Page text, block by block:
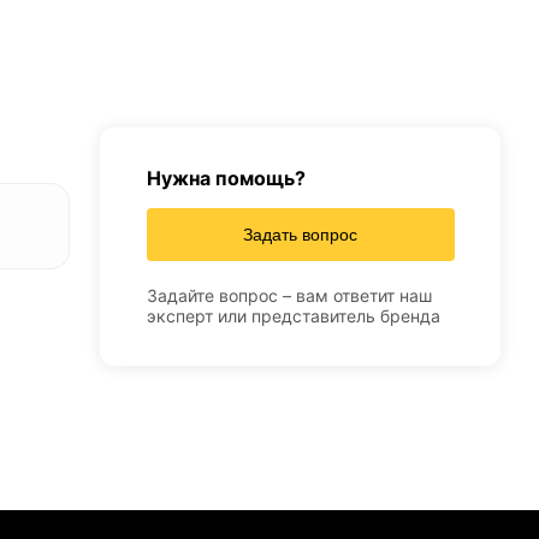
Нужна помощь?
Задать вопрос
Задайте вопрос – вам ответит наш
эксперт или представитель бренда